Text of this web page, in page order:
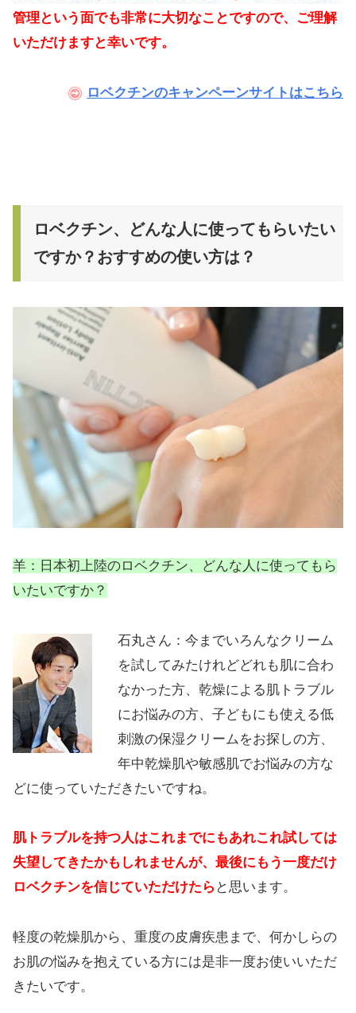
管理という面でも非常に大切なことですので、ご理解
いただけますと幸いです。
ロベクチンのキャンペーンサイトはこちら
ロベクチン、どんな人に使ってもらいたい
ですか？おすすめの使い方は？
羊：日本初上陸のロベクチン、どんな人に使ってもら
いたいですか？
石丸さん：今までいろんなクリーム
を試してみたけれどどれも肌に合わ
なかった方、乾燥による肌トラブル
にお悩みの方、子どもにも使える低
刺激の保湿クリームをお探しの方、
年中乾燥肌や敏感肌でお悩みの方な
どに使っていただきたいですね。
肌トラブルを持つ人はこれまでにもあれこれ試しては
失望してきたかもしれませんが、最後にもう一度だけ
ロベクチンを信じていただけたら と思います。
軽度の乾燥肌から、重度の皮膚疾患まで、何かしらの
お肌の悩みを抱えている方には是非一度お使いいただ
きたいです。